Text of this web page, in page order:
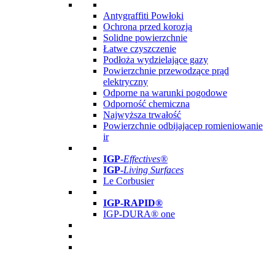
Antygraffiti Powłoki
Ochrona przed korozją
Solidne powierzchnie
Łatwe czyszczenie
Podłoża wydzielające gazy
Powierzchnie przewodzące prąd
elektryczny
Odporne na warunki pogodowe
Odporność chemiczna
Najwyższa trwałość
Powierzchnie odbijajacep romieniowanie
ir
IGP-Effectives®
IGP-Living Surfaces
Le Corbusier
IGP-RAPID®
IGP-DURA® one